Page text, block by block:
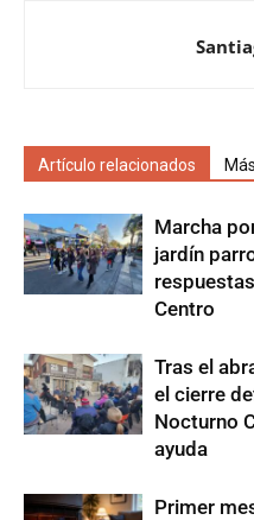
Artículo relacionados
Marcha
jardín
Centro
Tras el
el cierre
Nocturno
ayuda
Primer